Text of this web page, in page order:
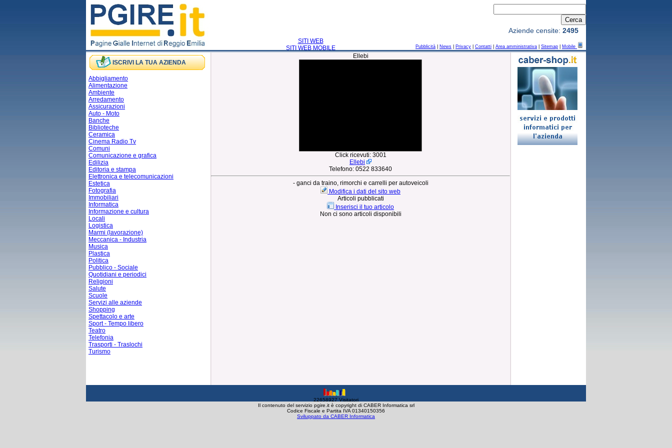
SITI WEB
SITI WEB MOBILE
Pubblicità News Privacy Contatti Area amministrativa Sitemap Mobile
Aziende censite: 2495
ISCRIVI LA TUA AZIENDA
Abbigliamento
Alimentazione
Ambiente
Arredamento
Assicurazioni
Auto - Moto
Banche
Biblioteche
Ceramica
Cinema Radio Tv
Comuni
Comunicazione e grafica
Edilizia
Editoria e stampa
Elettronica e telecomunicazioni
Estetica
Fotografia
Immobiliari
Informatica
Informazione e cultura
Locali
Logistica
Marmi (lavorazione)
Meccanica - Industria
Musica
Plastica
Politica
Pubblico - Sociale
Quotidiani e periodici
Religioni
Salute
Scuole
Servizi alle aziende
Shopping
Spettacolo e arte
Sport - Tempo libero
Teatro
Telefonia
Trasporti - Traslochi
Turismo
Ellebi
Click ricevuti: 3001
Ellebi
Telefono: 0522 833640
- ganci da traino, rimorchi e carrelli per autoveicoli
Modifica i dati del sito web
Articoli pubblicati
Inserisci il tuo articolo
Non ci sono articoli disponibili
22658927 Visitatori
Il contenuto del servizio pgire.it è copyright di CABER Informatica srl
Codice Fiscale e Partita IVA 01340150356
Sviluppato da CABER Informatica